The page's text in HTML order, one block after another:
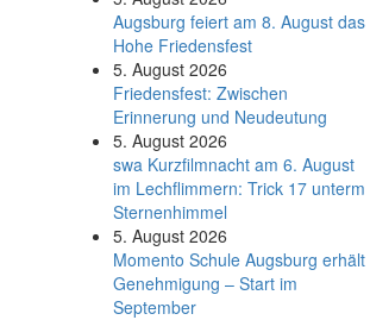
Augsburg feiert am 8. August das
Hohe Friedensfest
5. August 2026
Friedensfest: Zwischen
Erinnerung und Neudeutung
5. August 2026
swa Kurz­film­nacht am 6. August
im Lech­flim­mern: Trick 17 unterm
Sternen­himmel
5. August 2026
Momento Schule Augsburg erhält
Genehmigung – Start im
September